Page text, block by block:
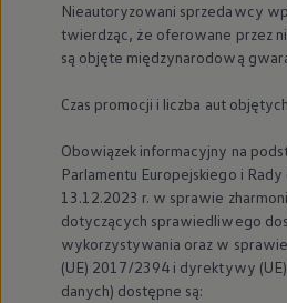
Nieautoryzowani sprzedawcy
twierdząc, że oferowane przez
są objęte międzynarodową
Czas promocji i liczba aut
Obowiązek informacyjny na
Parlamentu Europejskiego i
13.12.2023 r. w sprawie
dotyczących sprawiedliwego
wykorzystywania oraz w
(UE) 2017/2394 i dyrektywy
danych) dostępne są: